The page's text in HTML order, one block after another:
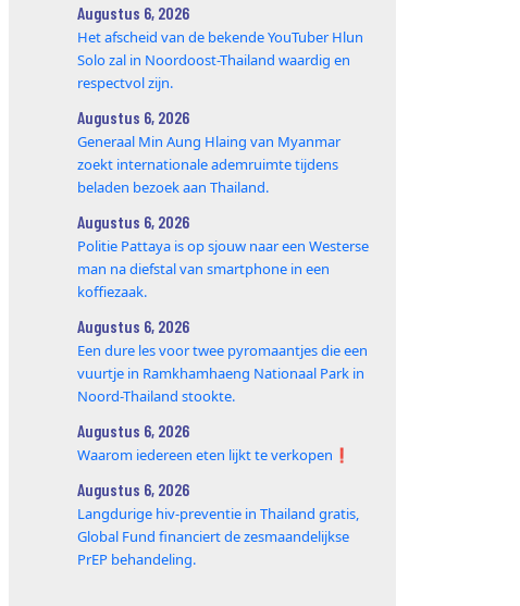
Augustus 6, 2026
Het afscheid van de bekende YouTuber Hlun
Solo zal in Noordoost-Thailand waardig en
respectvol zijn.
Augustus 6, 2026
Generaal Min Aung Hlaing van Myanmar
zoekt internationale ademruimte tijdens
beladen bezoek aan Thailand.
Augustus 6, 2026
Politie Pattaya is op sjouw naar een Westerse
man na diefstal van smartphone in een
koffiezaak.
Augustus 6, 2026
Een dure les voor twee pyromaantjes die een
vuurtje in Ramkhamhaeng Nationaal Park in
Noord-Thailand stookte.
Augustus 6, 2026
Waarom iedereen eten lijkt te verkopen❗️
Augustus 6, 2026
Langdurige hiv-preventie in Thailand gratis,
Global Fund financiert de zesmaandelijkse
PrEP behandeling.